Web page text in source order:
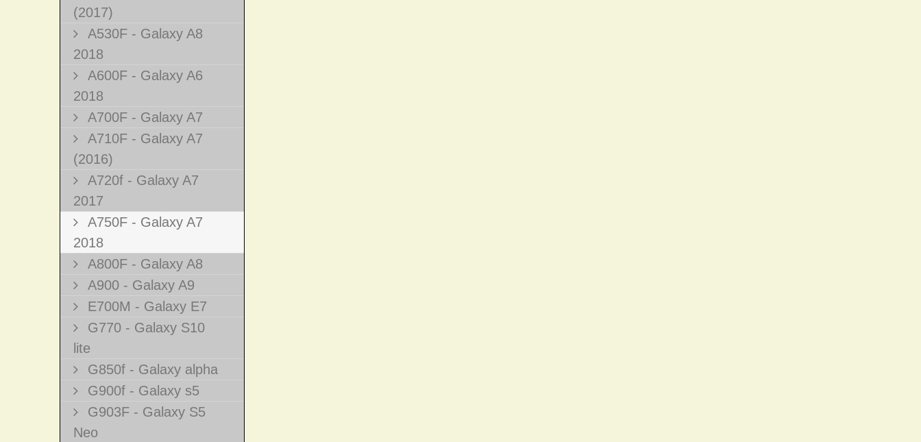
(2017)
A530F - Galaxy A8
2018
A600F - Galaxy A6
2018
A700F - Galaxy A7
A710F - Galaxy A7
(2016)
A720f - Galaxy A7
2017
A750F - Galaxy A7
2018
A800F - Galaxy A8
A900 - Galaxy A9
E700M - Galaxy E7
G770 - Galaxy S10
lite
G850f - Galaxy alpha
G900f - Galaxy s5
G903F - Galaxy S5
Neo